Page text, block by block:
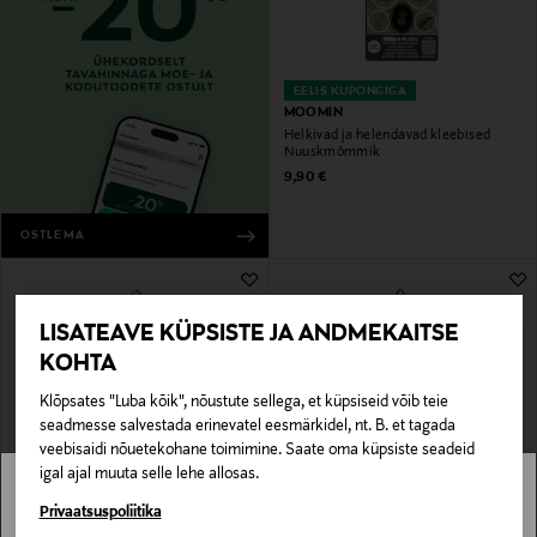
LISATEAVE KÜPSISTE JA ANDMEKAITSE
KOHTA
Klõpsates "Luba kõik", nõustute sellega, et küpsiseid võib teie
seadmesse salvestada erinevatel eesmärkidel, nt. B. et tagada
veebisaidi nõuetekohane toimimine. Saate oma küpsiste seadeid
igal ajal muuta selle lehe allosas.
Privaatsuspoliitika
OSTLEMA
EELIS KUPONGIGA
MOOMIN
Helkivad ja helendavad kleebised
Nuuskmõmmik
Original Price
9,90 €
COACH
Stockmann pole Sinu riigis saadaval.